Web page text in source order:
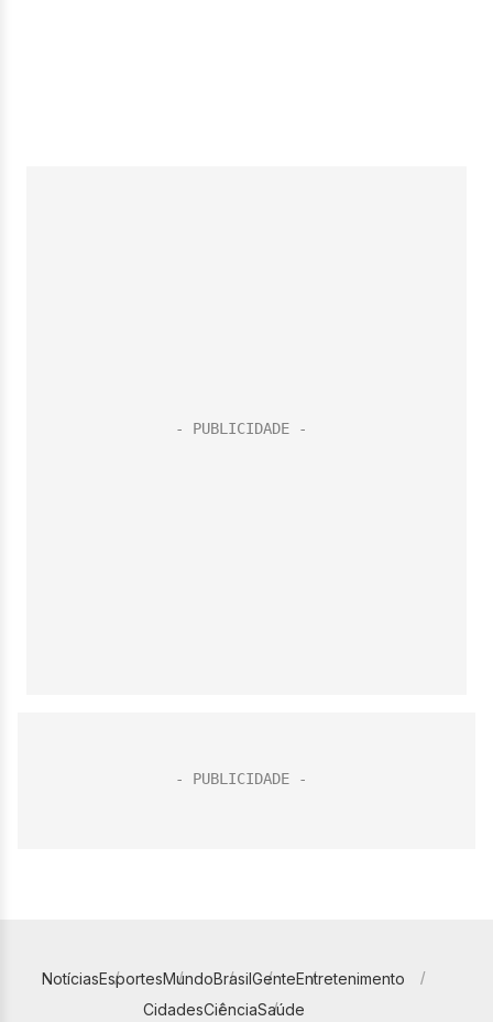
NotíciasEsportesMundoBrasilGenteEntretenimento
CidadesCiênciaSaúde